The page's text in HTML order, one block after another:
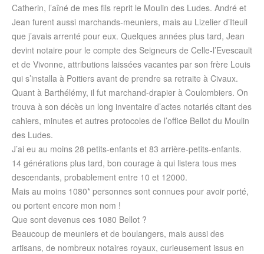
Catherin, l’aîné de mes fils reprit le Moulin des Ludes. André et
Jean furent aussi marchands-meuniers, mais au Lizelier d’Iteuil
que j’avais arrenté pour eux. Quelques années plus tard, Jean
devint notaire pour le compte des Seigneurs de Celle-l’Evescault
et de Vivonne, attributions laissées vacantes par son frère Louis
qui s’installa à Poitiers avant de prendre sa retraite à Civaux.
Quant à Barthélémy, il fut marchand-drapier à Coulombiers. On
trouva à son décès un long inventaire d’actes notariés citant des
cahiers, minutes et autres protocoles de l’office Bellot du Moulin
des Ludes.
J’ai eu au moins 28 petits-enfants et 83 arrière-petits-enfants.
14 générations plus tard, bon courage à qui listera tous mes
descendants, probablement entre 10 et 12000.
Mais au moins 1080* personnes sont connues pour avoir porté,
ou portent encore mon nom !
Que sont devenus ces 1080 Bellot ?
Beaucoup de meuniers et de boulangers, mais aussi des
artisans, de nombreux notaires royaux, curieusement issus en